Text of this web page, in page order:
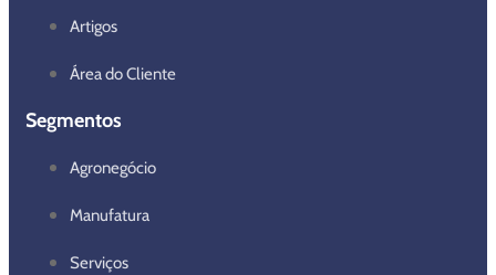
Artigos
Área do Cliente
Segmentos
Agronegócio
Manufatura
Serviços